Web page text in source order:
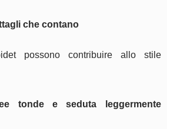
che contano
possono contribuire allo stile
tonde e seduta leggermente